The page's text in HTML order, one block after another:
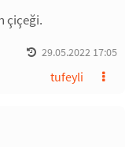
çiçeği.
29.05.2022 17:05
tufeyli